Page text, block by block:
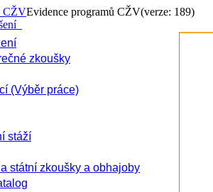
Evidence programů CŽV(verze: 189)
zkoušky
(Výběr práce)
stáží
státní zkoušky a obhajoby